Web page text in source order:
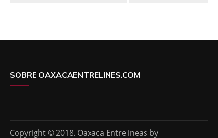
SOBRE OAXACAENTRELINES.COM
Copyright © 2018. Oaxaca Entrelineas by